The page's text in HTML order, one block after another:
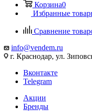
Корзина0
Избранные
Сравнение
info@vendem.ru
г. Краснодар, ул.
Вконтакте
Telegram
Акции
Бренды